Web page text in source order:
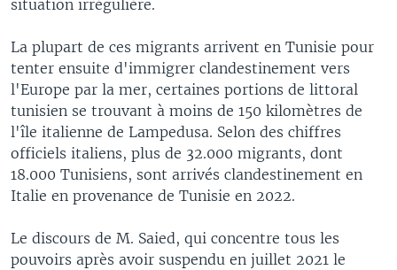
situation irrégulière.
La plupart de ces migrants arrivent en Tunisie pour
tenter ensuite d'immigrer clandestinement vers
l'Europe par la mer, certaines portions de littoral
tunisien se trouvant à moins de 150 kilomètres de
l'île italienne de Lampedusa. Selon des chiffres
officiels italiens, plus de 32.000 migrants, dont
18.000 Tunisiens, sont arrivés clandestinement en
Italie en provenance de Tunisie en 2022.
Le discours de M. Saied, qui concentre tous les
pouvoirs après avoir suspendu en juillet 2021 le